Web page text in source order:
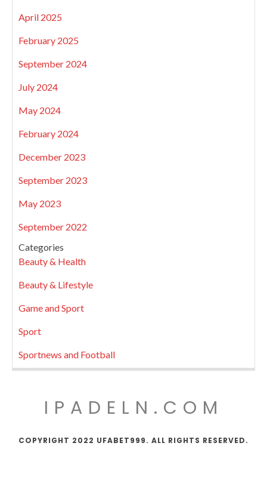
April 2025
February 2025
September 2024
July 2024
May 2024
February 2024
December 2023
September 2023
May 2023
September 2022
Categories
Beauty & Health
Beauty & Lifestyle
Game and Sport
Sport
Sportnews and Football
IPADELN.COM
COPYRIGHT 2022 UFABET999. ALL RIGHTS RESERVED.